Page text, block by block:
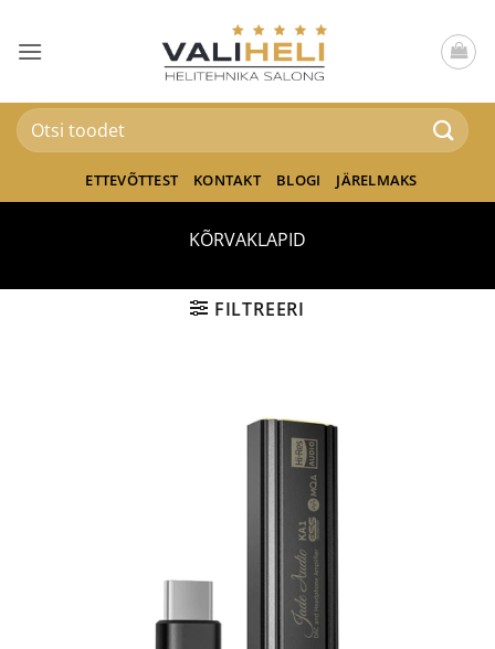
content
Otsi:
ETTEVÕTTEST KONTAKT BLOGI JÄRELMAKS
KÕRVAKLAPID
FILTREERI